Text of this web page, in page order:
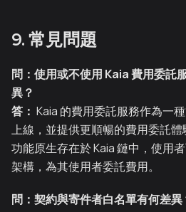
9. 常見問題
問：使用或不使用 Kaia 費用委託
異？
答： Kaia 的費用委託服務作為一
上線，並提供更順暢的費用委託
功能原生存在於 Kaia 鏈中，使用
架構，為其使用者委託費用。
問：契約與寄件者白名單有何差異